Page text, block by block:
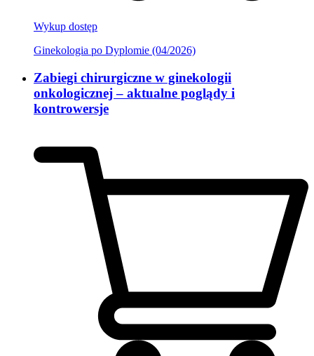
Wykup dostęp
Ginekologia po Dyplomie (04/2026)
Zabiegi chirurgiczne w ginekologii
onkologicznej – aktualne poglądy i
kontrowersje